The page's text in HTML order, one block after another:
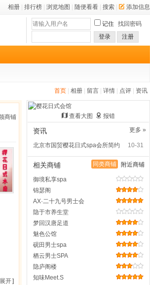
相册 排行榜 浏览地图 随便看看 搜索 添加信息
记住 找回密码
登录
注册
首页 相册 留言 详情 点评 资讯
商铺
开]
查看大图
报错
更多 »
资讯
10-31
北京市国贸樱花日式spa会所简约
同类商铺 附近商铺
相关商铺
御境私享spa
锦瑟阁
AX·二十九号男士会
隐于市养生堂
梦回汉唐足道
魅色公馆
砚田男士spa
栖云男士SPA
隐庐阁楼
知味Meet.S